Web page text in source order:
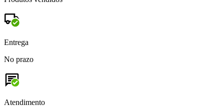
Entrega
No prazo
Atendimento